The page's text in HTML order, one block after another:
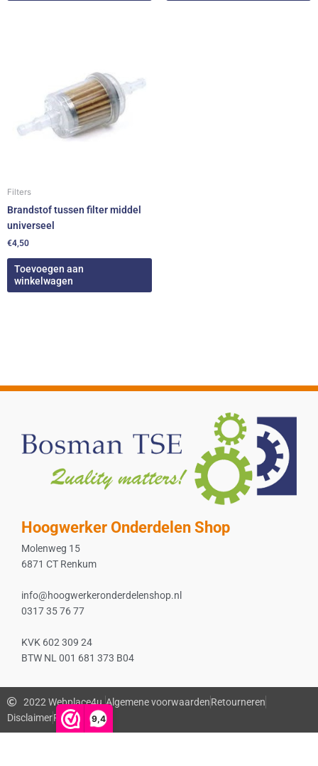
9,4
Filters
Brandstof tussen filter middel
universeel
€4,50
Toevoegen aan
winkelwagen
Hoogwerker Onderdelen Shop
Molenweg 15
6871 CT Renkum
info@hoogwerkeronderdelenshop.nl
0317 35 76 77
KVK 602 309 24
BTW NL 001 681 373 B04
2022 Webplace4u.Algemene voorwaardenRetourneren
DisclaimerPrivacybeleid